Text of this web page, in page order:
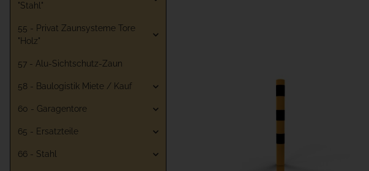
"Stahl"
55 - Privat Zaunsysteme Tore
"Holz"
57 - Alu-Sichtschutz-Zaun
58 - Baulogistik Miete / Kauf
60 - Garagentore
65 - Ersatzteile
66 - Stahl